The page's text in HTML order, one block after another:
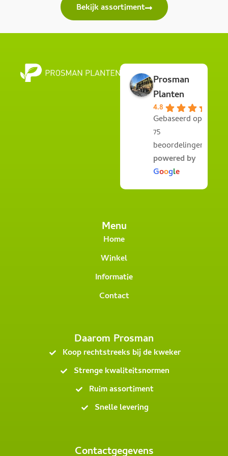
Bekijk assortiment
Prosman
Planten
4.8
Gebaseerd op
75
beoordelingen
powered by
Google
Menu
Home
Winkel
Informatie
Contact
Daarom Prosman
Koop rechtstreeks bij de kweker
Strenge kwaliteitsnormen
Ruim assortiment
Snelle levering
Contactgegevens